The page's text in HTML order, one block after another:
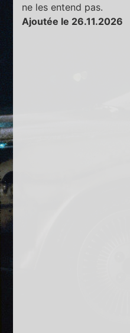
ne les entend pas.
Ajoutée le 26.11.2026